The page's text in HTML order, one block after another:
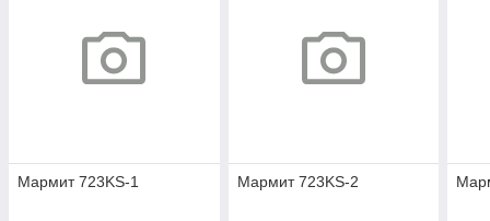
Мармит 723KS-1 Мармит 723KS-2